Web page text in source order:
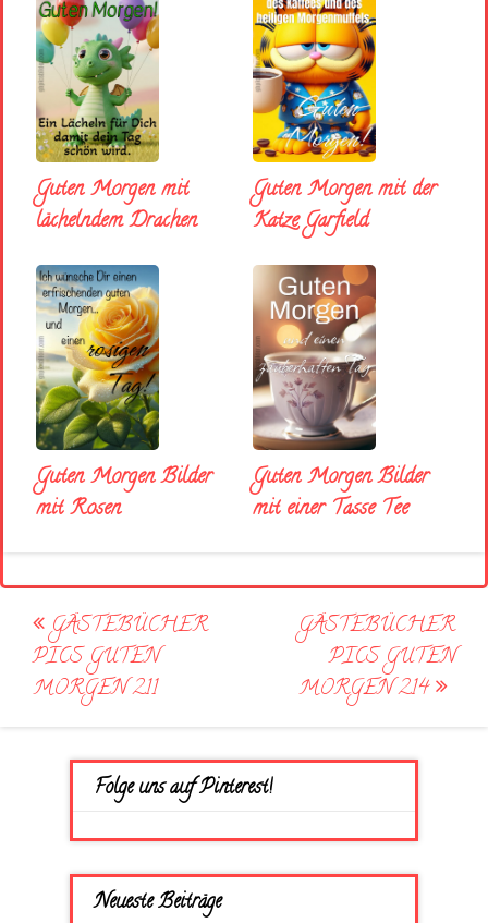
Guten Morgen mit
lächelndem Drachen
Guten Morgen mit der
Katze Garfield
Guten Morgen Bilder
mit Rosen
Guten Morgen Bilder
mit einer Tasse Tee
Post
navigation
GÄSTEBÜCHER
PICS GUTEN
MORGEN 211
GÄSTEBÜCHER
PICS GUTEN
MORGEN 214
Folge uns auf Pinterest!
Neueste Beiträge